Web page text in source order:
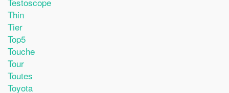
Thin
Tier
Top5
Touche
Tour
Toutes
Toyota